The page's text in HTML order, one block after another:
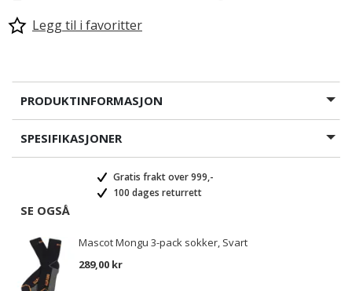
Legg til i favoritter
PRODUKTINFORMASJON
SPESIFIKASJONER
Gratis frakt over 999,-
100 dages returrett
SE OGSÅ
Mascot Mongu 3-pack sokker, Svart
289,00 kr